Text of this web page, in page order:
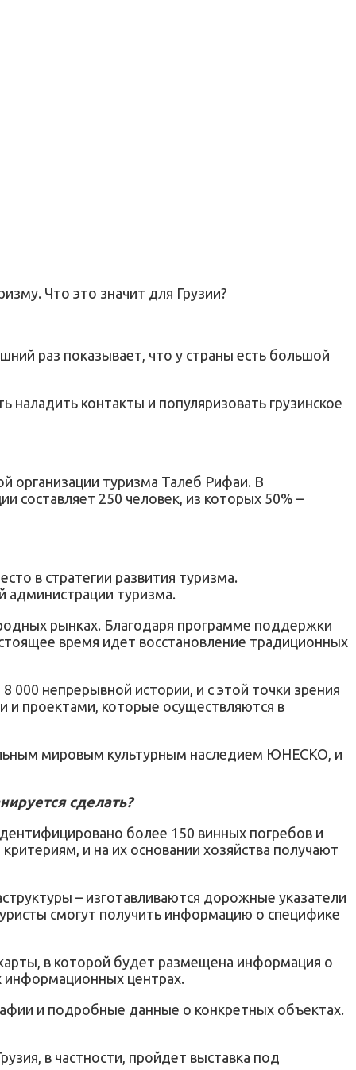
Что это значит для Грузии?
раз показывает, что у страны есть большой
контакты и популяризовать грузинское
организации туризма Талеб Рифаи. В
составляет 250 человек, из которых 50% –
в стратегии развития туризма.
администрации туризма.
рынках. Благодаря программе поддержки
время идет восстановление традиционных
000 непрерывной истории, и с этой точки зрения
и проектами, которые осуществляются в
мировым культурным наследием ЮНЕСКО, и
сделать?
более 150 винных погребов и
и на их основании хозяйства получают
– изготавливаются дорожные указатели
смогут получить информацию о специфике
в которой будет размещена информация о
информационных центрах.
и подробные данные о конкретных объектах.
в частности, пройдет выставка под